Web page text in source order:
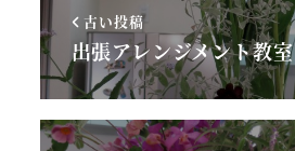
古い投稿
出張アレンジメント教室